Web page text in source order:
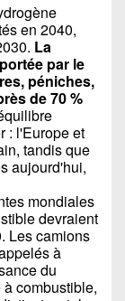
en 2040,
La
par le
péniches,
de 70 %
: l'Europe et
tandis que
aujourd'hui,
mondiales
devraient
Les camions
à
du
combustible,